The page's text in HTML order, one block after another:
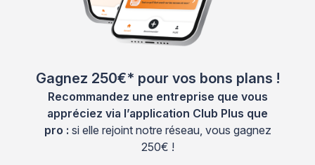
Gagnez 250€* pour vos bons plans !
Recommandez une entreprise que vous
appréciez via l’application Club Plus que
pro : si elle rejoint notre réseau, vous gagnez
250€ !